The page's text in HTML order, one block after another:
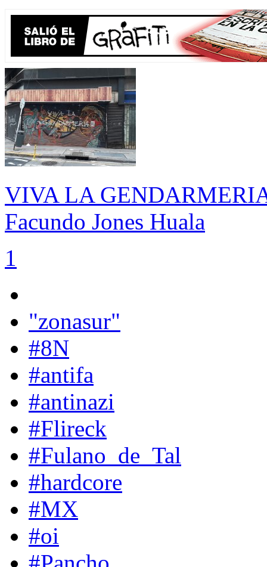
VIVA LA
Facundo Jones Huala
1
"zonasur"
#8N
#antifa
#antinazi
#Flireck
#Fulano_de_Tal
#hardcore
#MX
#oi